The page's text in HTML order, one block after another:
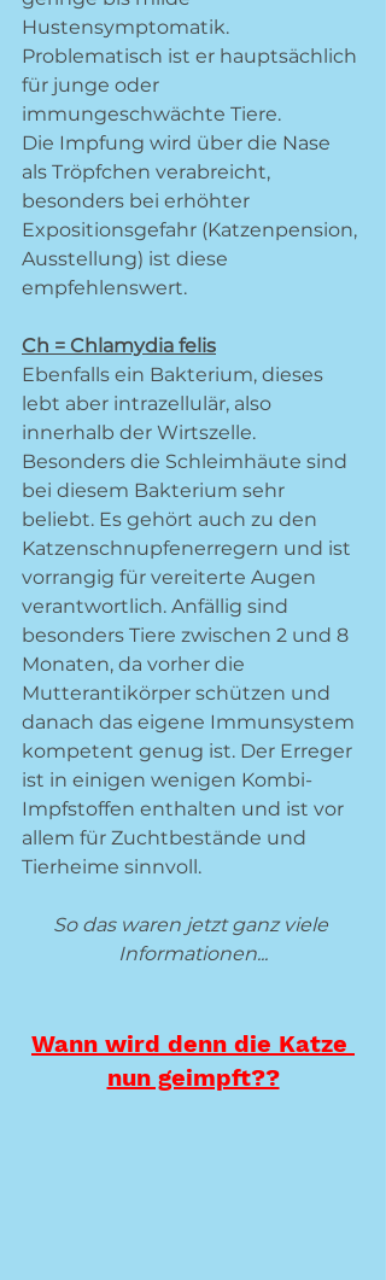
Hustensymptomatik.
Problematisch ist er hauptsächlich
für junge oder
immungeschwächte Tiere.
Die Impfung wird über die Nase
als Tröpfchen verabreicht,
besonders bei erhöhter
Expositionsgefahr (Katzenpension,
Ausstellung) ist diese
empfehlenswert.
Ch = Chlamydia felis
Ebenfalls ein Bakterium, dieses
lebt aber intrazellulär, also
innerhalb der Wirtszelle.
Besonders die Schleimhäute sind
bei diesem Bakterium sehr
beliebt. Es gehört auch zu den
Katzenschnupfenerregern und ist
vorrangig für vereiterte Augen
verantwortlich. Anfällig sind
besonders Tiere zwischen 2 und 8
Monaten, da vorher die
Mutterantikörper schützen und
danach das eigene Immunsystem
kompetent genug ist. Der Erreger
ist in einigen wenigen Kombi-
Impfstoffen enthalten und ist vor
allem für Zuchtbestände und
Tierheime sinnvoll.
So das waren jetzt ganz viele
Informationen...
Wann wird denn die Katze
nun geimpft??